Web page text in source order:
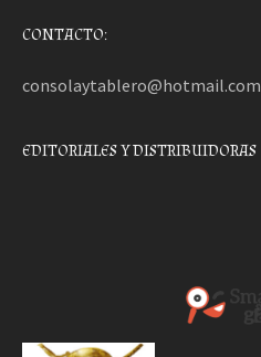
CONTACTO:
consolaytablero@hotmail.com
EDITORIALES Y DISTRIBUIDORAS